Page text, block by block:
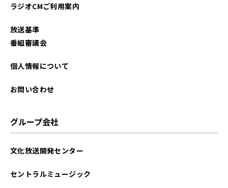
ラジオCMご利用案内
放送基準
番組審議会
個人情報について
お問い合わせ
グループ会社
文化放送開発センター
セントラルミュージック